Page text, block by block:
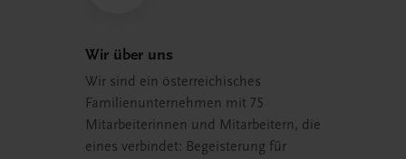
Wir über uns
Wir sind ein österreichisches
Familienunternehmen mit 75
Mitarbeiterinnen und Mitarbeitern, die
eines verbindet: Begeisterung für